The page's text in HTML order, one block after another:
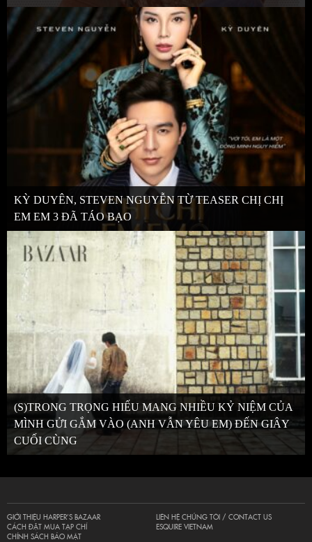
KỲ DUYÊN, STEVEN NGUYỄN TỪ TEASER CHỊ CHỊ
EM EM 3 ĐÃ TÁO BẠO
(S)TRONG TRỌNG HIẾU MANG NHIỀU KỶ NIỆM CỦA
MÌNH GỬI GẮM VÀO (ANH VẪN YÊU EM) ĐẾN GIÂY
CUỐI CÙNG
GIỚI THIỆU HARPER’S BAZAAR
CÁCH ĐẶT MUA TẠP CHÍ
CHÍNH SÁCH BẢO MẬT
LIÊN HỆ CHÚNG TÔI / CONTACT US
ESQUIRE VIETNAM